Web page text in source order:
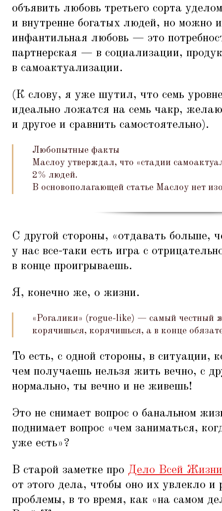
объявить любовь третьего сорта
и внутренне богатых людей, но можно
инфантильная любовь — это
партнерская — в социализации,
в самоактуализации.
(К слову, я уже шутил, что семь
идеально ложатся на семь чакр,
и другое и сравнить самостоятельно).
Любопытные факты
Маслоу утверждал, что «стадии
2% людей.
В основополагающей статье Маслоу нет
С другой стороны, «отдавать больше,
у нас все-таки есть игра с
в конце проигрываешь.
Я, конечно же, о жизни.
«Рогалики» (rogue-like) — самый честный
корячишься, корячишься, а в конце
То есть, с одной стороны, в ситуации,
чем получаешь нельзя жить вечно, с
нормально, ты вечно и не живешь!
Это не снимает вопрос о банальном
поднимает вопрос «чем заниматься,
уже есть»?
В старой заметке про Дело Всей Жизни
от этого дела, чтобы оно их увлекло и
проблемы, в то время, как «на самом